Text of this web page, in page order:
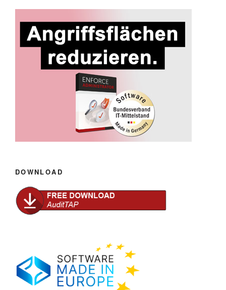
DOWNLOAD